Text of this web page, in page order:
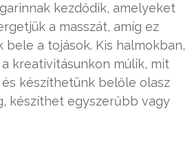
kezdődik, amelyeket
a masszát, amíg ez
a tojások. Kis halmokban,
kreativitásunkon múlik, mit
készíthetünk belőle olasz
készíthet egyszerűbb vagy